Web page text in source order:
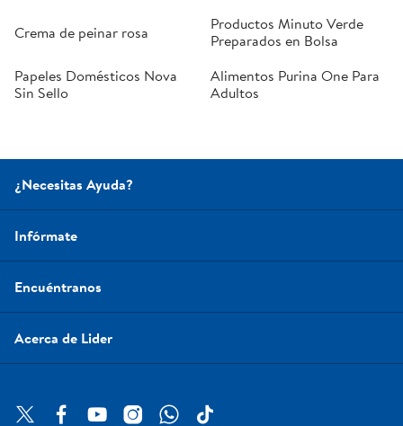
Crema de peinar rosa
Productos Minuto Verde
Preparados en Bolsa
Papeles Domésticos Nova
Sin Sello
Alimentos Purina One Para
Adultos
¿Necesitas Ayuda?
Infórmate
Encuéntranos
Acerca de Lider